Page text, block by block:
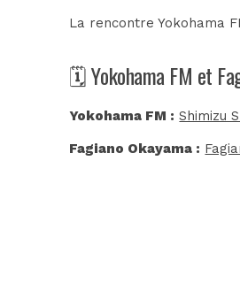
La rencontre Yokohama
🗓️ Yokohama FM et
Yokohama FM : Shimizu
Fagiano Okayama :